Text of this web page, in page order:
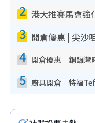
2
3
4
5